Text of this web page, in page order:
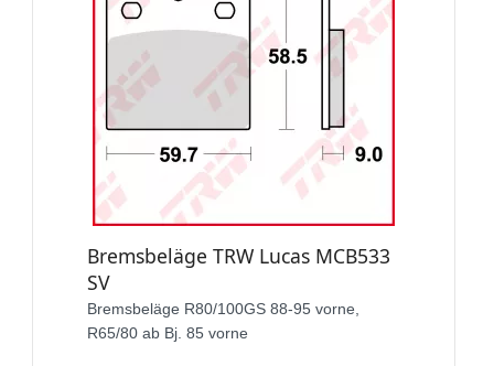
Bremsbeläge TRW Lucas MCB533
SV
Bremsbeläge R80/100GS 88-95 vorne,
R65/80 ab Bj. 85 vorne